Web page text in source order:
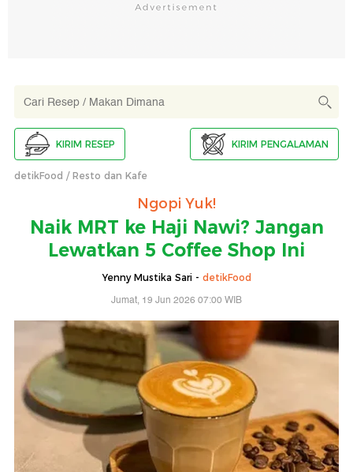
KIRIM RESEP KIRIM PENGALAMAN
detikFood Resto dan Kafe
Ngopi Yuk!
Naik MRT ke Haji Nawi? Jangan
Lewatkan 5 Coffee Shop Ini
Yenny Mustika Sari - detikFood
Jumat, 19 Jun 2026 07:00 WIB